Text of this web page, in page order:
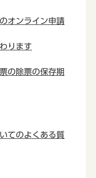
オンライン申請
ります
の除票の保存期
てのよくある質